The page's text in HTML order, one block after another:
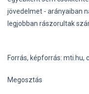
jövedelmet - arányaiban
legjobban rászorultak
Forrás, képforrás: mti.hu,
Megosztás